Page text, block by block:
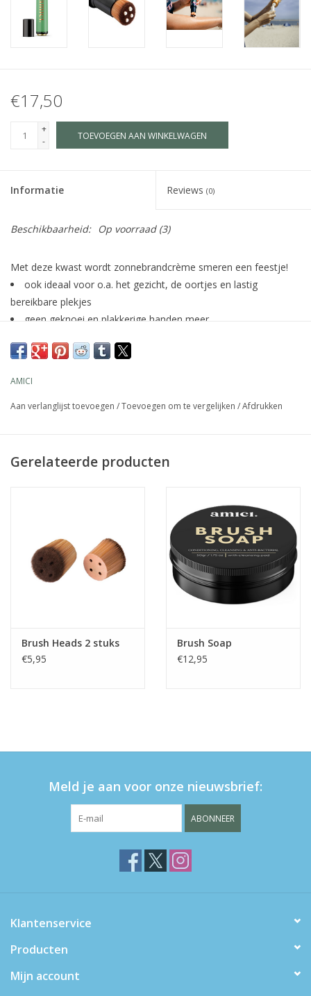
€17,50
+
-
TOEVOEGEN AAN WINKELWAGEN
Informatie Reviews (0)
Beschikbaarheid: Op voorraad(3)
Met deze kwast wordt zonnebrandcrème smeren een feestje!
ook ideaal voor o.a. het gezicht, de oortjes en lastig
bereikbare plekjes
geen geknoei en plakkerige handen meer
(niet meegeleverd)
de borstelkop kan worden verwijderd om te reinigen
AMICI
Aan verlanglijst toevoegen /Toevoegen om te vergelijken /Afdrukken
Gerelateerde producten
Brush Heads 2 stuks
€5,95
Brush Soap
€12,95
Meld je aan voor onze nieuwsbrief:
ABONNEER
Klantenservice
Producten
Mijn account